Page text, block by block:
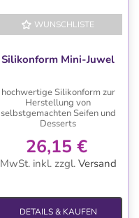
WUNSCHLISTE
Silikonform Mini-Juwel
hochwertige Silikonform zur
Herstellung von
selbstgemachten Seifen und
Desserts
26,15 €
MwSt. inkl. zzgl. Versand
DETAILS & KAUFEN